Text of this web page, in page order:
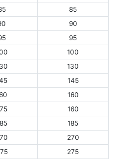
85
90
95
100
130
145
160
160
185
270
275